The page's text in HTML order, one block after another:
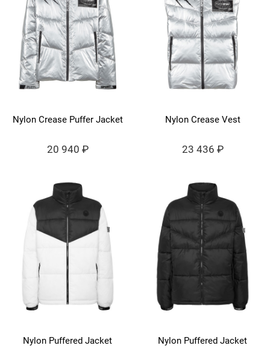
Nylon Crease Puffer Jacket
20 940 ₽
Nylon Crease Vest
23 436 ₽
Nylon Puffered Jacket Nylon Puffered Jacket